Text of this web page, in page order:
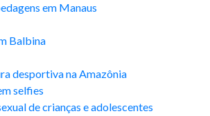
em Manaus
Balbina
desportiva na Amazônia
selfies
de crianças e adolescentes